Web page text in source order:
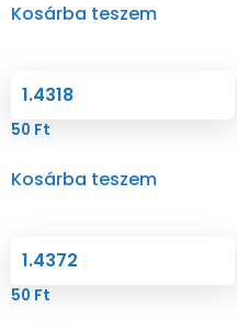
Kosárba teszem
1.4318
50 Ft
Kosárba teszem
1.4372
50 Ft